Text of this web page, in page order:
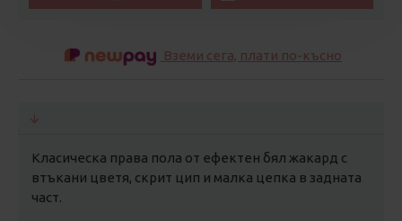
Вземи сега, плати по-късно
Класическа права пола от ефектен бял жакард с
втъкани цветя, скрит цип и малка цепка в задната
част.